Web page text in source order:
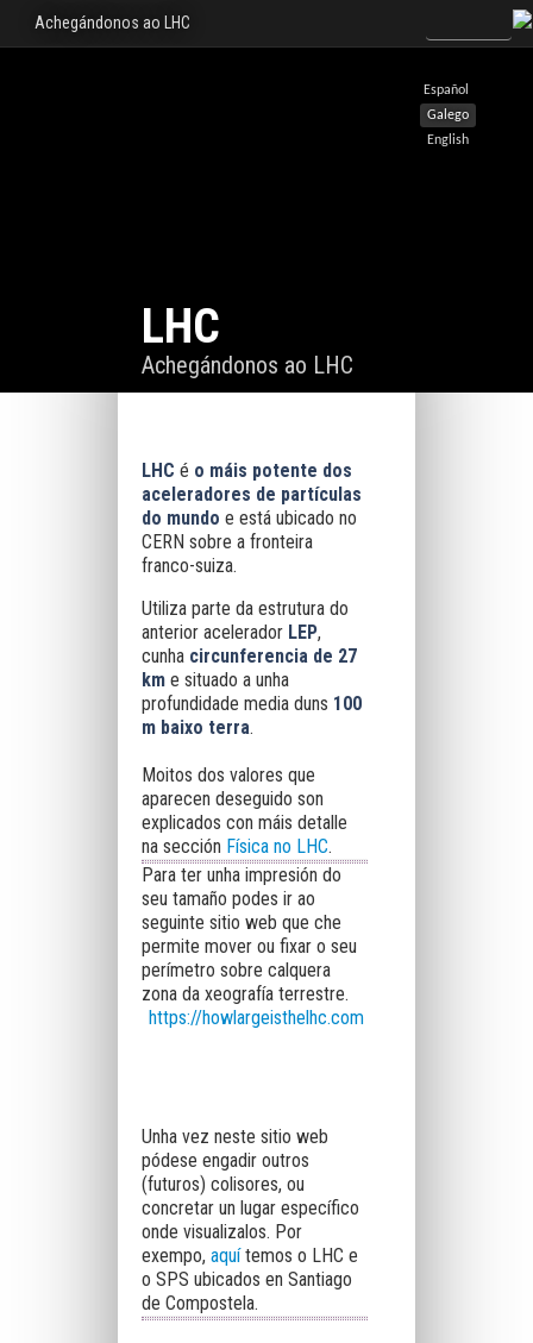
Español
Galego
English
Achegándonos ao LHC
LHC
Achegándonos ao LHC
LHC é o máis potente dos
aceleradores de partículas
do mundo e está ubicado no
CERN sobre a fronteira
franco-suiza.
Utiliza parte da estrutura do
anterior aceleradorLEP,
cunha circunferencia de 27
km e situado a unha
profundidade media duns 100
m baixo terra.
Moitos dos valores que
aparecen deseguido son
explicados con máis detalle
na sección Física no LHC.
Para ter unha impresión do
seu tamaño podes ir ao
seguinte sitio web que che
permite mover ou fixar o seu
perímetro sobre calquera
zona da xeografía terrestre.
https://howlargeisthelhc.com
Unha vez neste sitio web
pódese engadir outros
(futuros) colisores, ou
concretar un lugar específico
onde visualizalos. Por
exempo, aquítemos o LHC e
o SPS ubicados en Santiago
de Compostela.